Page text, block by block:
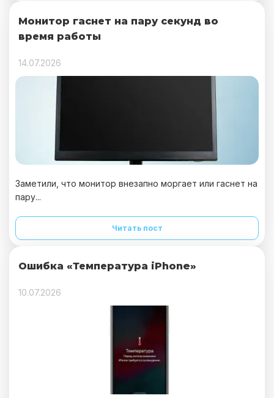
Монитор гаснет на пару секунд во
время работы
14.07.2026
Заметили, что монитор внезапно моргает или гаснет на
пару...
Читать пост
Ошибка «Температура iPhone»
10.07.2026